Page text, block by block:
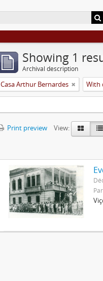
Showing 1
Archival description
Casa Arthur Bernardes With
Print preview
View: